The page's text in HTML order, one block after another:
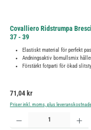
Covalliero Ridstrumpa
37 - 39
Elastiskt material för perfekt
Andningsaktiv bomullsmix
Förstärkt fotparti för ökad
Ordinarie pris:
71,04 kr
Priser inkl. moms, plus
Produktkvantitet: Ange önskat